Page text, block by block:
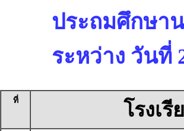
ประถมศึกษา
ระหว่าง วันที่
ที่ โรงเรี